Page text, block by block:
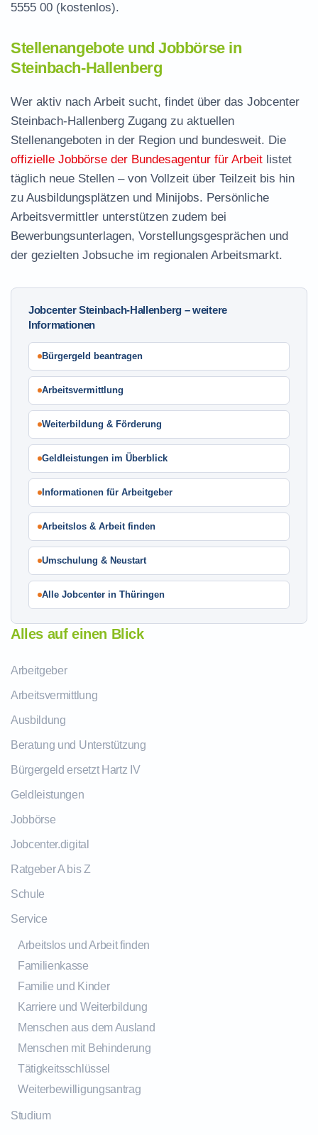
5555 00 (kostenlos).
Stellenangebote und Jobbörse in
Steinbach-Hallenberg
Wer aktiv nach Arbeit sucht, findet über das Jobcenter
Steinbach-Hallenberg Zugang zu aktuellen
Stellenangeboten in der Region und bundesweit. Die
offizielle Jobbörse der Bundesagentur für Arbeit listet
täglich neue Stellen – von Vollzeit über Teilzeit bis hin
zu Ausbildungsplätzen und Minijobs. Persönliche
Arbeitsvermittler unterstützen zudem bei
Bewerbungsunterlagen, Vorstellungsgesprächen und
der gezielten Jobsuche im regionalen Arbeitsmarkt.
Jobcenter Steinbach-Hallenberg – weitere
Informationen
Bürgergeld beantragen
Arbeitsvermittlung
Weiterbildung & Förderung
Geldleistungen im Überblick
Informationen für Arbeitgeber
Arbeitslos & Arbeit finden
Umschulung & Neustart
Alle Jobcenter in Thüringen
Alles auf einen Blick
Arbeitgeber
Arbeitsvermittlung
Ausbildung
Beratung und Unterstützung
Bürgergeld ersetzt Hartz IV
Geldleistungen
Jobbörse
Jobcenter.digital
Ratgeber A bis Z
Schule
Service
Arbeitslos und Arbeit finden
Familienkasse
Familie und Kinder
Karriere und Weiterbildung
Menschen aus dem Ausland
Menschen mit Behinderung
Tätigkeitsschlüssel
Weiterbewilligungsantrag
Studium